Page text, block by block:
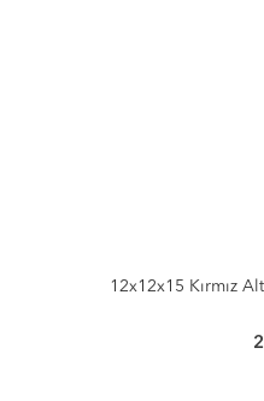
12x12x15 Kırmız